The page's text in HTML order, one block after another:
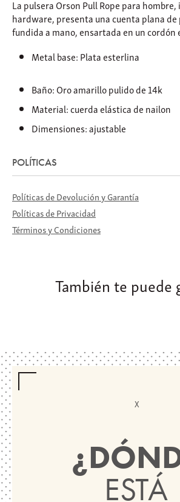
La pulsera Orson Pull Rope para
hardware, presenta una cuenta plana
fundida a mano, ensartada en un cordón
Metal base: Plata
Baño: Oro amarillo pulido de 14k
Material: cuerda elástica de nailon
Dimensiones: ajustable
POLÍTICAS
Políticas de Devolución y Garantía
Políticas de Privacidad
Términos y Condiciones
También te puede
ESTÁ